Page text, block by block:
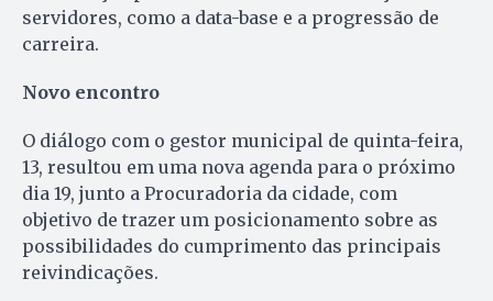
servidores, como a data-base e a progressão de
carreira.
Novo encontro
O diálogo com o gestor municipal de quinta-feira,
13, resultou em uma nova agenda para o próximo
dia 19, junto a Procuradoria da cidade, com
objetivo de trazer um posicionamento sobre as
possibilidades do cumprimento das principais
reivindicações.